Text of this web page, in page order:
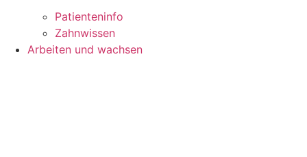
Patienteninfo
Zahnwissen
Arbeiten und wachsen